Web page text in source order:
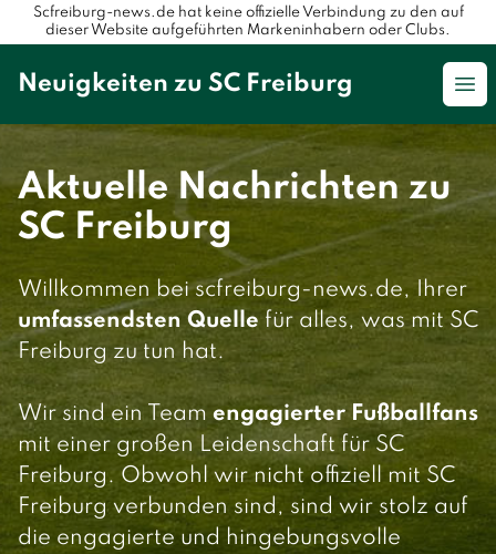
Scfreiburg-news.de hat keine offizielle Verbindung zu den auf
dieser Website aufgeführten Markeninhabern oder Clubs.
Neuigkeiten zu SC Freiburg
Aktuelle Nachrichten zu
SC Freiburg
Willkommen bei scfreiburg-news.de, Ihrer
umfassendsten Quelle für alles, was mit SC
Freiburg zu tun hat.
Wir sind ein Team engagierter Fußballfans
mit einer großen Leidenschaft für SC
Freiburg. Obwohl wir nicht offiziell mit SC
Freiburg verbunden sind, sind wir stolz auf
die engagierte und hingebungsvolle